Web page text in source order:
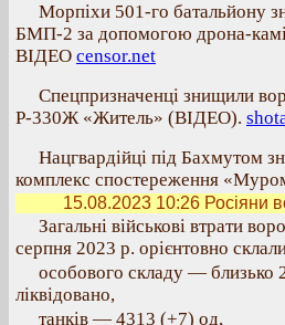
Морпіхи 501-го батальйону
БМП-2 за допомогою дрона-
ВIДЕО censor.net
Спецпризначенці знищили
Р-330Ж «Житель» (ВІДЕО).
Нацгвардійці під Бахмутом
комплекс спостереження
15.08.2023 10:26Росіяни
Загальні військові втрати
серпня 2023 р. орієнтовно
особового складу — близько
ліквідовано,
танків — 4313 (+7) од,